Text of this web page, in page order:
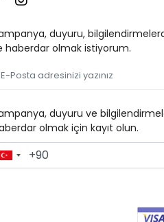
duyuru,
haberdar olmak istiyorum.
duyuru ve
olmak için kayıt olun.